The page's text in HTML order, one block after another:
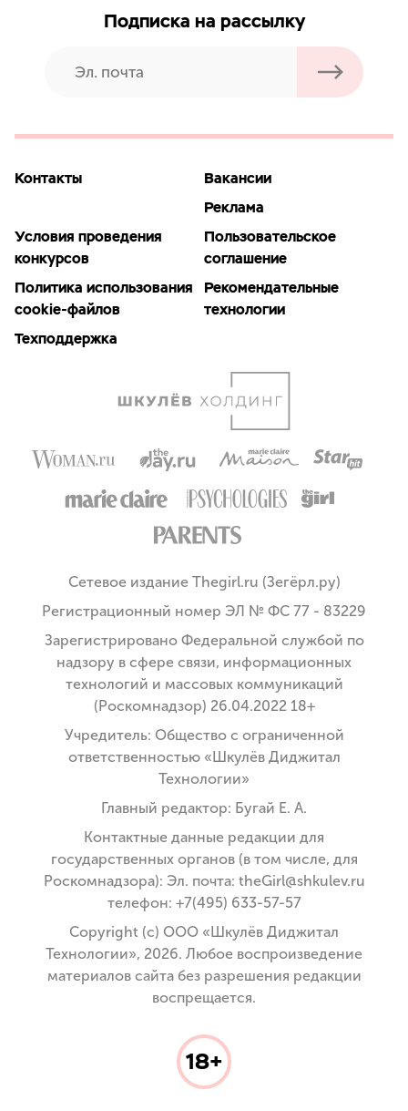
Подписка на рассылку
Контакты
Вакансии
Реклама
Условия проведения
конкурсов
Пользовательское
соглашение
Политика использования
cookie-файлов
Рекомендательные
технологии
Техподдержка
Сетевое издание Thegirl.ru (Зегёрл.ру)
Регистрационный номер ЭЛ № ФС 77 - 83229
Зарегистрировано Федеральной службой по
надзору в сфере связи, информационных
технологий и массовых коммуникаций
(Роскомнадзор) 26.04.2022 18+
Учредитель: Общество с ограниченной
ответственностью «Шкулёв Диджитал
Технологии»
Главный редактор: Бугай Е. А.
Контактные данные редакции для
государственных органов (в том числе, для
Роскомнадзора): Эл. почта: theGirl@shkulev.ru
телефон: +7(495) 633-57-57
Copyright (с) ООО «Шкулёв Диджитал
Технологии», 2026. Любое воспроизведение
материалов сайта без разрешения редакции
воспрещается.
18+